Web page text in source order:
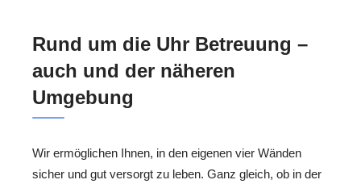
Rund um die Uhr Betreuung –
auch und der näheren
Umgebung
Wir ermöglichen Ihnen, in den eigenen vier Wänden
sicher und gut versorgt zu leben. Ganz gleich, ob in der